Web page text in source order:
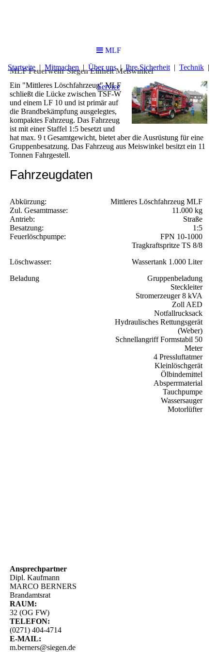
Startseite Mitmachen Über uns Ihre Sicherheit Technik
Service
MLF
MLF Feuerwehr Siegen Einheit Meiswinkel
Ein "Mittleres Löschfahrzeug" MLF
schließt die Lücke zwischen TSF-W
und einem LF 10 und ist primär auf
die Brandbekämpfung ausgelegtes,
kompaktes Fahrzeug. Das Fahrzeug
ist mit einer Staffel 1:5 besetzt und
hat max. 9 t Gesamtgewicht, bietet aber die Ausrüstung für eine
Gruppenbesatzung. Das Fahrzeug aus Meiswinkel besitzt ein 11
Tonnen Fahrgestell.
Fahrzeugdaten
Abkürzung:
Zul. Gesamtmasse:
Antrieb:
Besatzung:
Feuerlöschpumpe:
Löschwasser:
Beladung
Mittleres Löschfahrzeug MLF
11.000 kg
Straße
1:5
FPN 10-1000
Tragkraftspritze TS 8/8
Wassertank 1.000 Liter
Gruppenbeladung
Steckleiter
Stromerzeuger 8 kVA
Zoll AED
Notfallrucksack
Hydraulisches Rettungsgerät
(Weber)
Schnellangriff Formstabil 50
Meter
4 Pressluftatmer
Kleinlöschgerät
Ölbindemittel
Absperrmaterial
Tauchpumpe
Wassersauger
Motorlüfter
Ansprechpartner
Dipl. Kaufmann
MARCO BERNERS
Brandamtsrat
RAUM:
32 (OG FW)
TELEFON:
(0271) 404-4714
E-MAIL:
m.berners@siegen.de